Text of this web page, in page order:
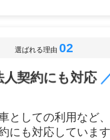
選ばれる理由 02
人契約にも対応
としての利用など
にも対応しています